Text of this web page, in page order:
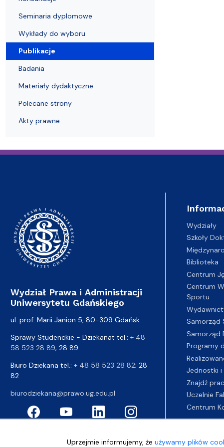
Uprzejmie informujemy, żeużywamy plików
Seminaria dyplomowe
Wykłady do wyboru
Publikacje
Badania
Materiały dydaktyczne
Polecane strony
Akty prawne
Wydział Prawa i Administracji
Uniwersytetu Gdańskiego
ul. prof. Marii Janion 5, 80-309 Gdańsk
Sprawy Studenckie - Dziekanat tel.: + 48
58 523 28 89; 28 89
Biuro Dziekana tel.: + 48 58 523 28 82; 28
82
biurodziekana@prawo.ug.edu.pl
Wydziały
Szkoły
Biblioteka
Centrum
Centrum
Sportu
Samorząd
Samorząd
Programy
Jednostki i
Znajdź
Uczelnie
Centrum